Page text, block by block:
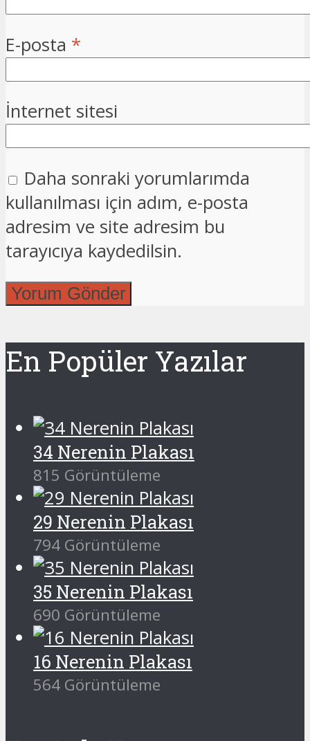
E-posta *
İnternet sitesi
Daha sonraki yorumlarımda
kullanılması için adım, e-posta
adresim ve site adresim bu
tarayıcıya kaydedilsin.
En Popüler Yazılar
34 Nerenin Plakası
815 Görüntüleme
29 Nerenin Plakası
794 Görüntüleme
35 Nerenin Plakası
690 Görüntüleme
16 Nerenin Plakası
564 Görüntüleme